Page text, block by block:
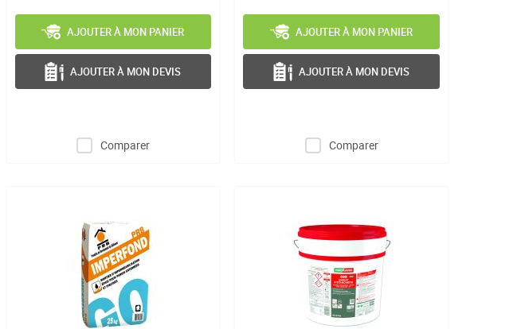
Comparer
AJOUTER À MON PANIER
AJOUTER À MON DEVIS
Comparer
AJOUTER À MON PANIER
AJOUTER À MON DEVIS